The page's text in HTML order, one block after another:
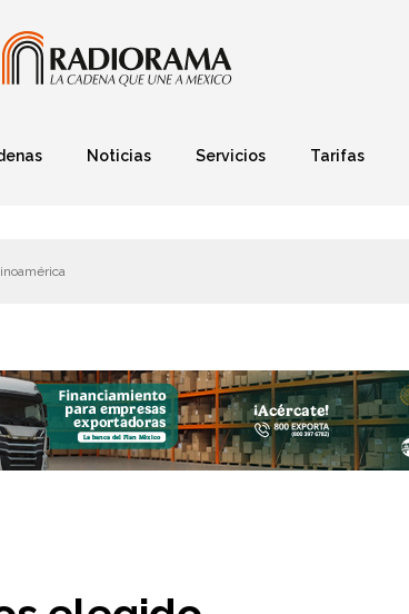
Noticias Servicios Tarifas